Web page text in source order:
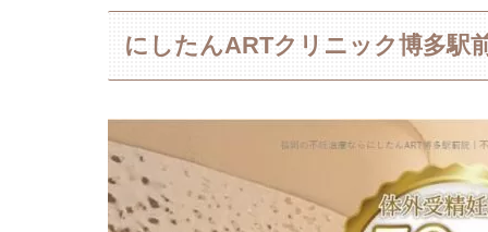
にしたんARTクリニック博多駅